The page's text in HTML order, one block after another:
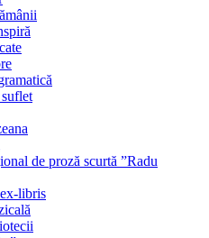
de proză scurtă ”Radu
libris